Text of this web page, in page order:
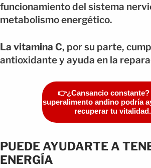
funcionamiento del sistema
metabolismo energético.
La vitamina C, por su parte,
antioxidante y ayuda en la
👉¿Cansancio constante?
superalimento andino podría
recuperar tu vitalidad.
PUEDE AYUDARTE A
ENERGÍA